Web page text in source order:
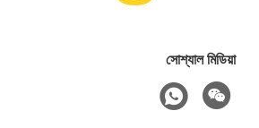
সোশ্যাল মিডিয়া